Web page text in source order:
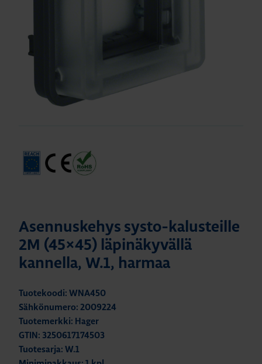
Asennuskehys systo-kalusteille
2M (45×45) läpinäkyvällä
kannella, W.1, harmaa
Tuotekoodi: WNA450
Sähkönumero: 2009224
Tuotemerkki: Hager
GTIN: 3250617174503
Tuotesarja: W.1